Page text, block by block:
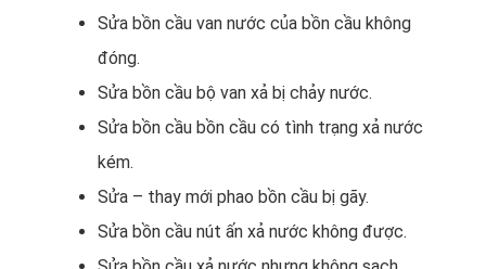
Sửa bồn cầu van nước của bồn cầu không
đóng.
Sửa bồn cầu bộ van xả bị chảy nước.
Sửa bồn cầu bồn cầu có tình trạng xả nước
kém.
Sửa – thay mới phao bồn cầu bị gãy.
Sửa bồn cầu nút ấn xả nước không được.